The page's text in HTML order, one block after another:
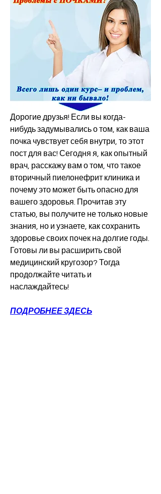
Дорогие друзья! Если вы когда-
нибудь задумывались о том, как ваша
почка чувствует себя внутри, то этот
пост для вас! Сегодня я, как опытный
врач, расскажу вам о том, что такое
вторичный пиелонефрит клиника и
почему это может быть опасно для
вашего здоровья. Прочитав эту
статью, вы получите не только новые
знания, но и узнаете, как сохранить
здоровье своих почек на долгие годы.
Готовы ли вы расширить свой
медицинский кругозор? Тогда
продолжайте читать и
наслаждайтесь!
ПОДРОБНЕЕ ЗДЕСЬ